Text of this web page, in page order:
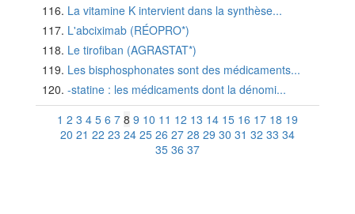
La vitamine K intervient dans la synthèse...
L'abciximab (RÉOPRO*)
Le tirofiban (AGRASTAT*)
Les bisphosphonates sont des médicaments...
-statine : les médicaments dont la dénomi...
1 2 3 4 5 6 7 8 9 10 11 12 13 14 15 16 17 18 19
20 21 22 23 24 25 26 27 28 29 30 31 32 33 34
35 36 37